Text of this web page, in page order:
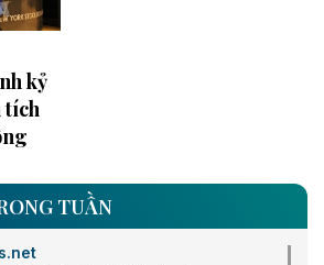
kỷ
tích
TUẦN